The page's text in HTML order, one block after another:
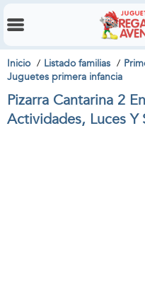
Inicio Listado familias
Juguetes primera infancia
Pizarra Cantarina 2
Actividades, Luces Y